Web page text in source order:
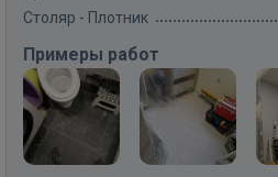
Столяр - Плотник
Примеры работ